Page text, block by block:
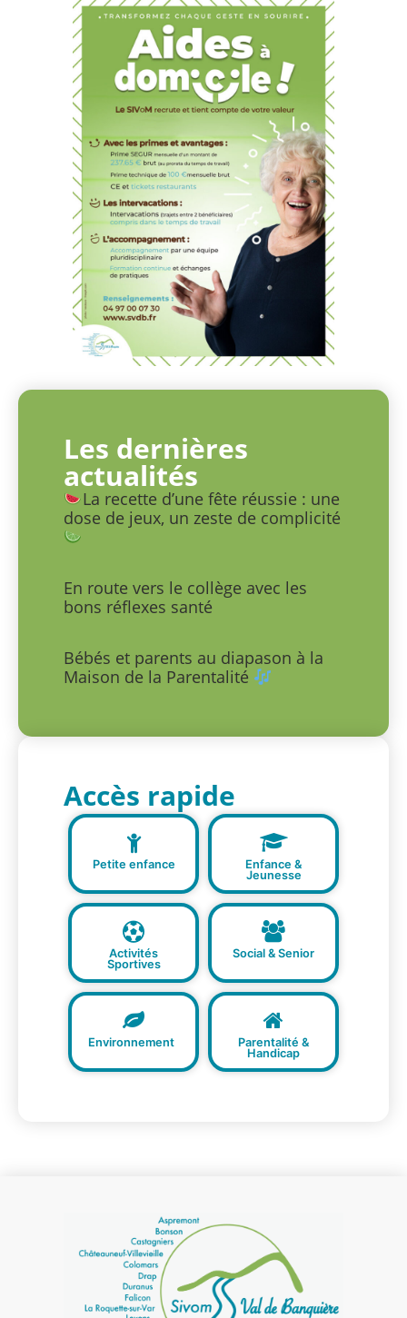
Les dernières
actualités
La recette d’une fête réussie : une
dose de jeux, un zeste de complicité
En route vers le collège avec les
bons réflexes santé
Bébés et parents au diapason à la
Maison de la Parentalité
Accès rapide
Petite enfance
Enfance &
Jeunesse
Activités
Sportives
Social & Senior
Environnement
Parentalité &
Handicap